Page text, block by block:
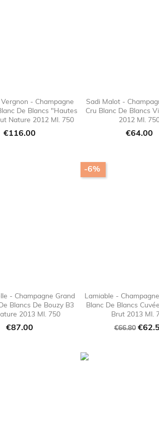
Vergnon - Champagne
De Blancs "Hautes
Nature 2012 Ml. 750
Price
€116.00
 favorite_border
Sadi Malot -
Cru Blanc De Blancs
2012 Ml.
Price
€64.00

- Champagne Grand
Blancs De Bouzy B3
2013 Ml. 750
Price
€87.00
 favorite_border
Lamiable -
Blanc De Blancs
Brut 2013 Ml.
Regular
€66.80 Price
-6%
